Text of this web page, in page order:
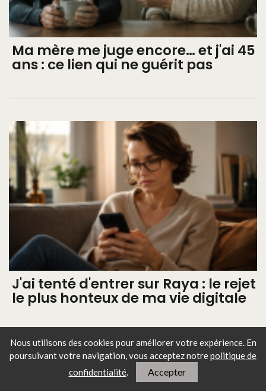
Nous utilisons des cookies pour améliorer votre expérience. En
poursuivant votre navigation, vous acceptez notrepolitique de
confidentialité. Accepter
Ma mère me juge encore… et j'ai 45
ans : ce lien qui ne guérit pas
J'ai tenté d'entrer sur Raya : le rejet
le plus honteux de ma vie digitale